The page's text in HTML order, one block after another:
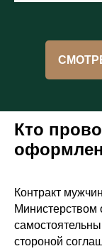
Кто
Контракт
стороной